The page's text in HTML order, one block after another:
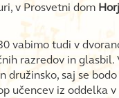
v Prosvetni dom
vabimo tudi v
razredov in
družinsko, saj se
učencev iz oddelka